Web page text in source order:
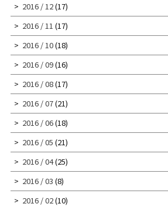
2016 / 12(17)
2016 / 11 (17)
2016 / 10(18)
2016 / 09(16)
2016 / 08(17)
2016 / 07(21)
2016 / 06(18)
2016 / 05 (21)
2016 / 04(25)
2016 / 03 (8)
2016 / 02(10)